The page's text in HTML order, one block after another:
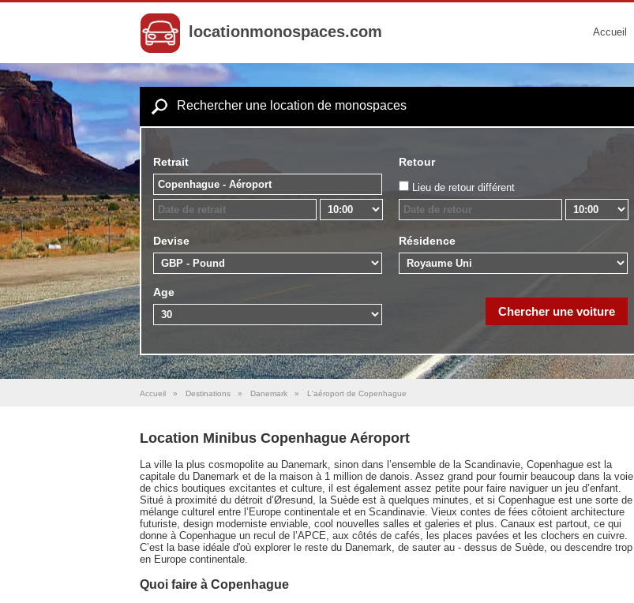
locationmonospaces.com Accueil
Rechercher une location de monospaces
Retrait Retour
Lieu de retour différent
Devise Résidence
Age
Accueil » Destinations » Danemark » L'aéroport de Copenhague
Location Minibus Copenhague Aéroport
La ville la plus cosmopolite au Danemark, sinon dans l’ensemble de la Scandinavie, Copenhague est la
capitale du Danemark et de la maison à 1 million de danois. Assez grand pour fournir beaucoup dans la voie
de chics boutiques excitantes et culture, il est également assez petite pour faire naviguer un jeu d’enfant.
Situé à proximité du détroit d’Øresund, la Suède est à quelques minutes, et si Copenhague est une sorte de
mélange culturel entre l’Europe continentale et en Scandinavie. Vieux contes de fées côtoient architecture
futuriste, design moderniste enviable, cool nouvelles salles et galeries et plus. Canaux est partout, ce qui
donne à Copenhague un recul de l’APCE, aux côtés de cafés, les places pavées et les clochers en cuivre.
C’est la base idéale d'où explorer le reste du Danemark, de sauter au - dessus de Suède, ou descendre trop
en Europe continentale.
Quoi faire à Copenhague